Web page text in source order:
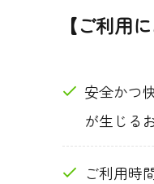
【ご利用
安全かつ
が生じる
ご利用時